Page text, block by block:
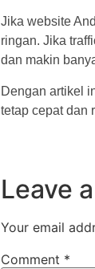
Jika website
ringan. Jika
dan makin
Dengan artikel
tetap cepat dan
Leave
Your email
Comment *